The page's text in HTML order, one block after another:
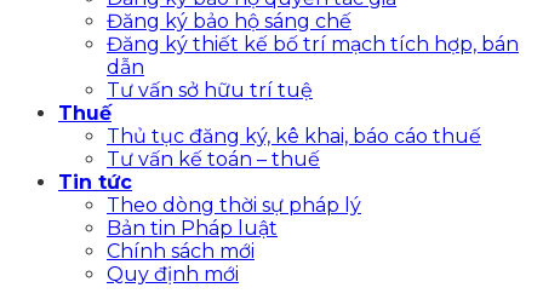
Đăng ký bảo hộ sáng chế
Đăng ký thiết kế bố trí mạch tích hợp, bán
dẫn
Tư vấn sở hữu trí tuệ
Thuế
Thủ tục đăng ký, kê khai, báo cáo thuế
Tư vấn kế toán – thuế
Tin tức
Theo dòng thời sự pháp lý
Bản tin Pháp luật
Chính sách mới
Quy định mới